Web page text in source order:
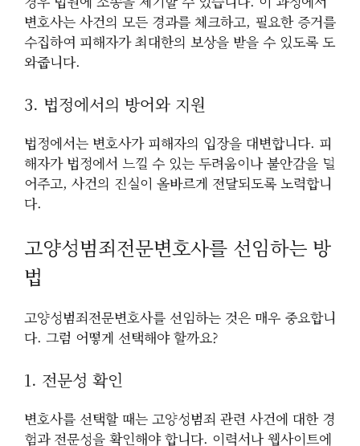
변호사는 사건의 모든 경과를 체크하고, 필요한 증거를
수집하여 피해자가 최대한의 보상을 받을 수 있도록 도
와줍니다.
3. 법정에서의 방어와 지원
법정에서는 변호사가 피해자의 입장을 대변합니다. 피
해자가 법정에서 느낄 수 있는 두려움이나 불안감을 덜
어주고, 사건의 진실이 올바르게 전달되도록 노력합니
다.
고양성범죄전문변호사를 선임하는 방
법
고양성범죄전문변호사를 선임하는 것은 매우 중요합니
다. 그럼 어떻게 선택해야 할까요?
1. 전문성 확인
변호사를 선택할 때는 고양성범죄 관련 사건에 대한 경
험과 전문성을 확인해야 합니다. 이력서나 웹사이트에